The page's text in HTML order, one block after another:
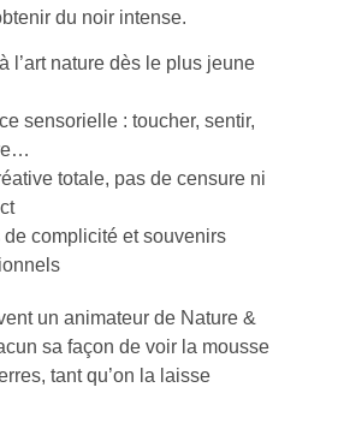
du noir intense.
l’art nature dès le plus jeune
sensorielle : toucher, sentir,
totale, pas de censure ni
de complicité et souvenirs
un animateur de Nature &
sa façon de voir la mousse
tant qu’on la laisse